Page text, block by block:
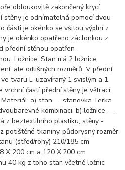
obloukovitě zakončený krycí
stěny je odnímatelná pomocí dvou
části je okénko se všitou výplní z
je okénko opatřeno záclonkou z
přední stěnou opatřen
Ložnice: Stan má 2 ložnice
ale odlišných rozměrů. V přední
tvaru L, uzavíraný 1 svislým a 1
vrchní částí přední stěny je větrací
a) stan — stanovka Terka
kombinaci, b) ložnice —
z beztextilního plastiku, stěny -
potištěné tkaniny. půdorysný rozměr
(střed/rohy) 210/185 cm
X 200 cm a 120 X 200 cm
40 kg z toho stan včetně ložnic